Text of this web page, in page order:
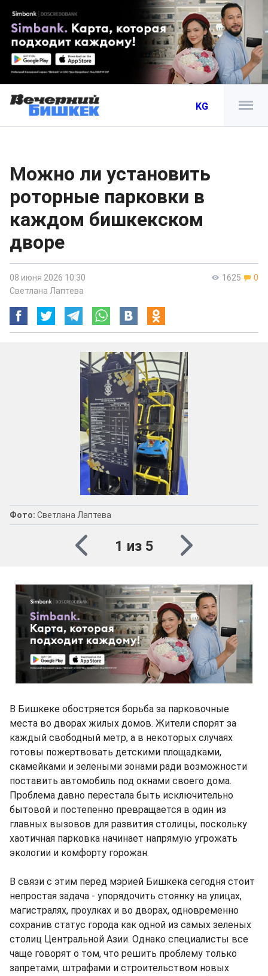
KG
Можно ли установить
роторные парковки в
каждом бишкекском
дворе
1625 0
08 июня 2026 10:30
Светлана Лаптева
Фото: Светлана Лаптева
1 из 5
В Бишкеке обостряется борьба за парковочные
места во дворах жилых домов. Жители спорят за
каждый свободный метр, а в некоторых случаях
готовы пожертвовать детскими площадками,
скамейками и зелеными зонами ради возможности
поставить автомобиль под окнами своего дома.
Проблема давно перестала быть исключительно
бытовой и постепенно превращается в один из
главных вызовов для развития столицы, поскольку
хаотичная парковка начинает напрямую угрожать
экологии и комфорту горожан.
В связи с этим перед мэрией Бишкека сегодня стоит
непростая задача - упорядочить стоянку на улицах,
магистралях, проулках и во дворах, одновременно
сохранив статус города как одной из самых зеленых
столиц Центральной Азии. Однако специалисты все
чаще говорят о том, что решить проблему только
запретами, штрафами и строительством новых